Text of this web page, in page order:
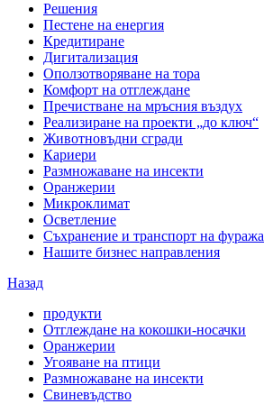
Решения
Пестене на енергия
Кредитиране
Дигитализация
Оползотворяване на тора
Комфорт на отглеждане
Пречистване на мръсния въздух
Реализиране на проекти „до ключ“
Животновъдни сгради
Кариери
Размножаване на инсекти
Оранжерии
Микроклимат
Осветление
Съхранение и транспорт на фуража
Нашите бизнес направления
Назад
продукти
Отглеждане на кокошки-носачки
Оранжерии
Угояване на птици
Размножаване на инсекти
Свиневъдство